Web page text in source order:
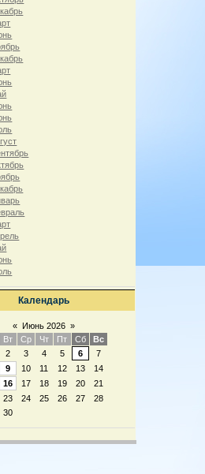
Календарь
« Июнь 2026 »
Вт Ср Чт Пт Сб
Вс
2 3 4 5 6
7
9 10 11 12 13
14
16 17 18 19 20
21
23 24 25 26 27
28
30